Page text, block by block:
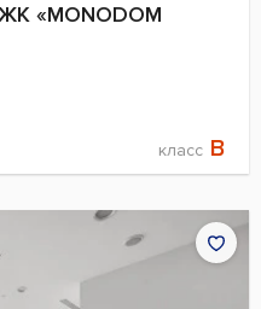
«MONODOM
класс B